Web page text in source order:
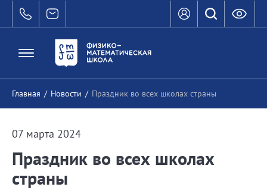
Главная / Новости / Праздник во всех школах страны
07 марта 2024
Праздник во всех школах
страны